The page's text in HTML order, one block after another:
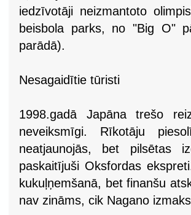
iedzīvotāji neizmantoto
beisbola parks, no "Big O"
parādā).
Nesagaidītie tūristi
1998.gadā Japāna trešo
neveiksmīgi. Rīkotāju
neatjaunojās, bet pilsētas
paskaitījuši Oksfordas
kukuļņemšanā, bet finanšu
nav zināms, cik Nagano